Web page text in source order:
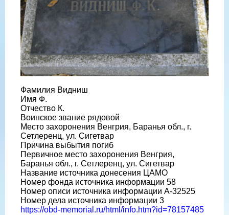
Фамилия Видниш
Имя Ф.
Отчество К.
Воинское звание рядовой
Место захоронения Венгрия, Баранья обл., г.
Сетлеренц, ул. Сигетвар
Причина выбытия погиб
Первичное место захоронения Венгрия,
Баранья обл., г. Сетлеренц, ул. Сигетвар
Название источника донесения ЦАМО
Номер фонда источника информации 58
Номер описи источника информации A-32525
Номер дела источника информации 3
https://obd-memorial.ru/html/info.htm?id=78157485